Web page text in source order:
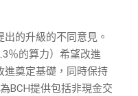
的升級的不同意見。
％的算力）希望改進
進奠定基礎，同時保持
BCH提供包括非現金交